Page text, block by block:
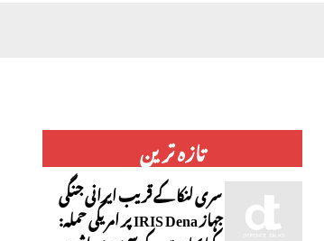
تازہ ترین
سری لنکا کے قریب ایرانی جنگی
جہاز IRIS Dena پر امریکی حملہ: